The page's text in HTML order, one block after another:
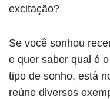
excitação?
Se você sonhou
e quer saber qual é
tipo de sonho, está
reúne diversos